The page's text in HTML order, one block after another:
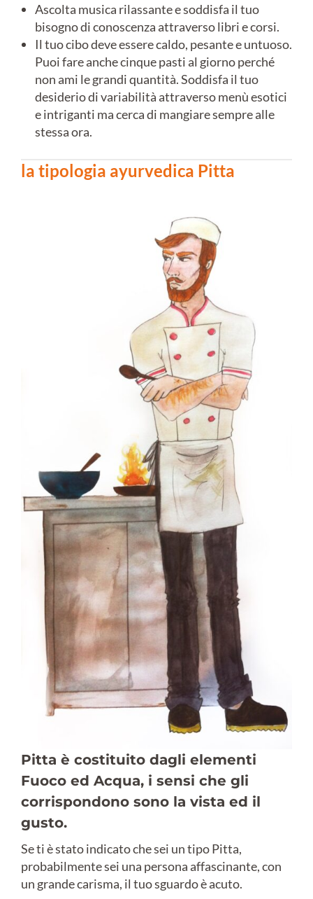
Ascolta musica rilassante e soddisfa il tuo
bisogno di conoscenza attraverso libri e corsi.
Il tuo cibo deve essere caldo, pesante e untuoso.
Puoi fare anche cinque pasti al giorno perché
non ami le grandi quantità. Soddisfa il tuo
desiderio di variabilità attraverso menù esotici
e intriganti ma cerca di mangiare sempre alle
stessa ora.
la tipologia ayurvedica Pitta
Pitta è costituito dagli elementi
Fuoco ed Acqua, i sensi che gli
corrispondono sono la vista ed il
gusto.
Se ti è stato indicato che sei un tipo Pitta,
probabilmente sei una persona affascinante, con
un grande carisma, il tuo sguardo è acuto.